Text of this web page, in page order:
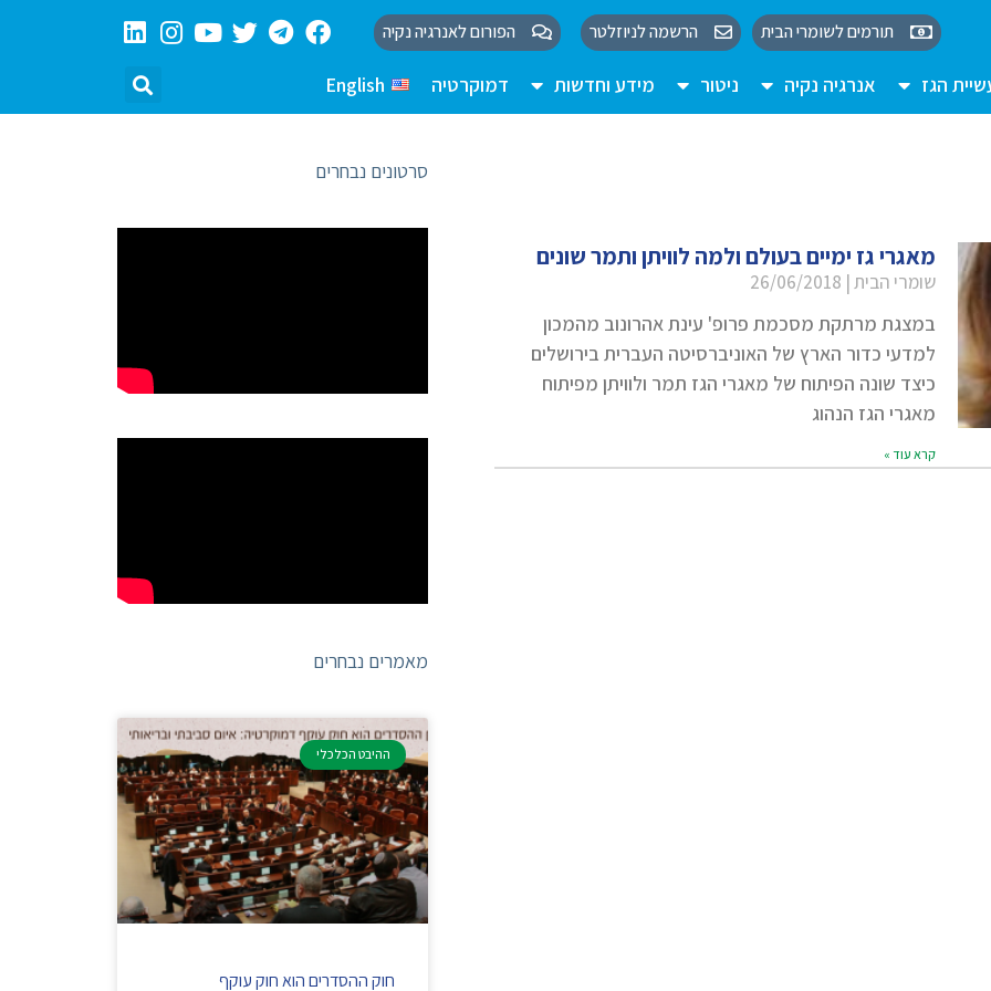
תורמים לשומרי הבית הרשמה לניוזלטר הפורום לאנרגיה נקיה
הגז אנרגיה נקיה ניטור מידע וחדשות דמוקרטיה English
מאגרי גז ימיים בעולם ולמה לוויתן ותמר שונים
שומרי הבית
במצגת מרתקת מסכמת פרופ' עינת אהרונוב מהמכון
למדעי כדור הארץ של האוניברסיטה העברית בירושלים
כיצד שונה הפיתוח של מאגרי הגז תמר ולוויתן מפיתוח
מאגרי הגז הנהוג
קרא עוד »
סרטונים נבחרים
מאמרים נבחרים
ההיבט הכלכלי
חוק ההסדרים הוא חוק עוקף